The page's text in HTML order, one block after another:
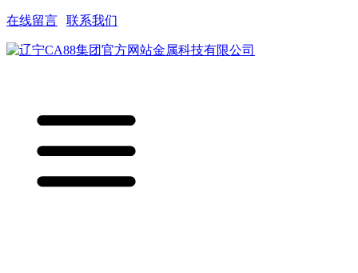
在线留言 联系我们